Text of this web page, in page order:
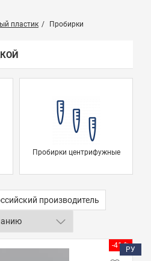
пластик Пробирки
Пробирки центрифужные
производитель
-41 %РУ